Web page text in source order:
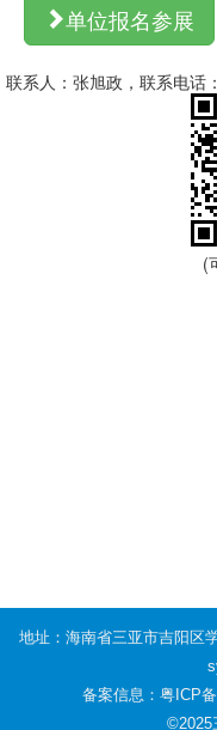
单位报名参展
联系人：张旭政，联系电话
(
地址：海南省三亚市吉阳区
备案信息：粤ICP
©2025